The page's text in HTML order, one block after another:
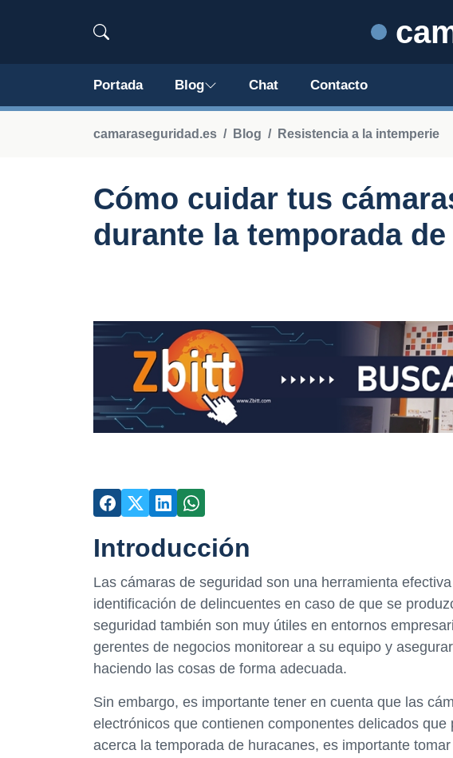
Portada Blog Chat Contacto
camaraseguridad.es Blog Resistencia a la intemperie
Cómo cuidar tus
durante la temporada
Introducción
Las cámaras de seguridad son una herramienta
identificación de delincuentes en caso de que se
seguridad también son muy útiles en entornos
gerentes de negocios monitorear a su equipo y
haciendo las cosas de forma adecuada.
Sin embargo, es importante tener en cuenta que las
electrónicos que contienen componentes delicados
acerca la temporada de huracanes, es importante